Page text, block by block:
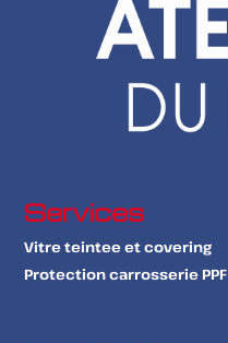
Services
Vitre teintee et covering
Protection carrosserie PPF